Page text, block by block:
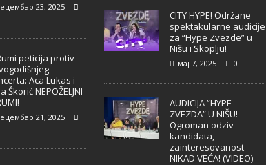
23, 2025
peticija protiv
Aca Lukas i
Škorić NEPOŽELJNI
21, 2025
CITY HYPE! Održane
spektakularne audicije
za “Hype Zvezde” u
Nišu i Skoplju!
мај 7, 2025 0
AUDICIJA “HYPE
ZVEZDA” U NIŠU!
Ogroman odziv
kandidata,
zainteresovanost
NIKAD VEĆA! (VIDEO)